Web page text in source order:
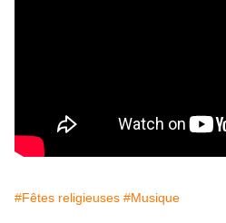
#Fêtes religieuses #Musique